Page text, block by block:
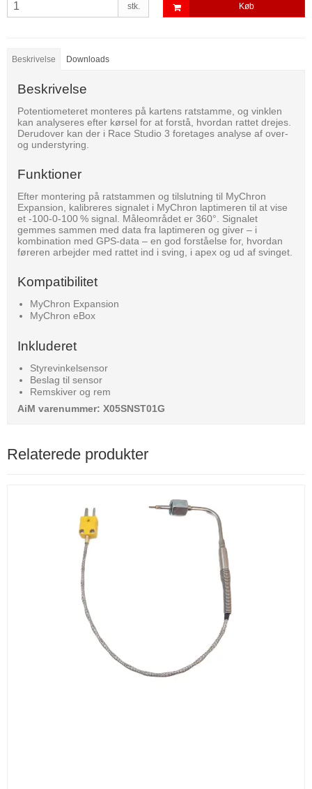
stk. Køb
Beskrivelse Downloads
Beskrivelse
Potentiometeret monteres på kartens ratstamme, og vinklen
kan analyseres efter kørsel for at forstå, hvordan rattet drejes.
Derudover kan der i Race Studio 3 foretages analyse af over-
og understyring.
Funktioner
Efter montering på ratstammen og tilslutning til MyChron
Expansion, kalibreres signalet i MyChron laptimeren til at vise
et -100-0-100 % signal. Måleområdet er 360°. Signalet
gemmes sammen med data fra laptimeren og giver – i
kombination med GPS-data – en god forståelse for, hvordan
føreren arbejder med rattet ind i sving, i apex og ud af svinget.
Kompatibilitet
MyChron Expansion
MyChron eBox
Inkluderet
Styrevinkelsensor
Beslag til sensor
Remskiver og rem
AiM varenummer: X05SNST01G
Relaterede produkter